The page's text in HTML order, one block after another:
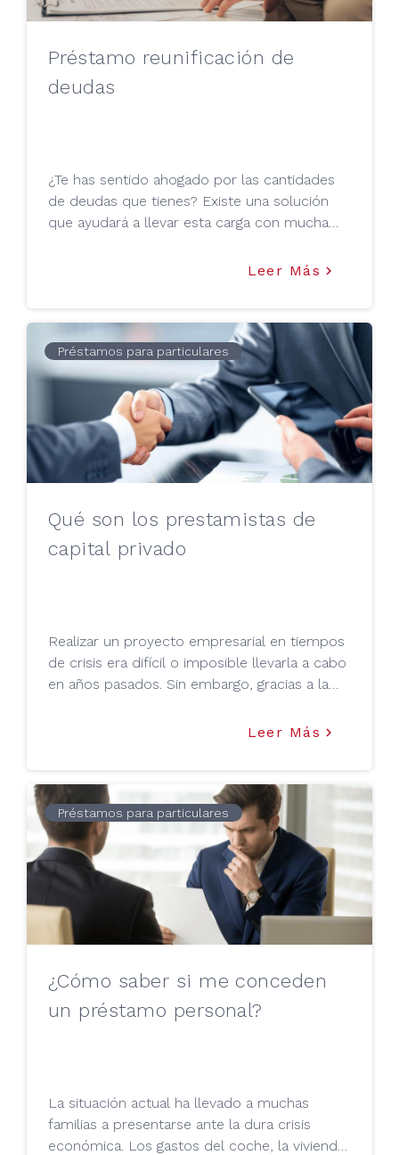
Préstamo reunificación de
deudas
¿Te has sentido ahogado por las cantidades
de deudas que tienes? Existe una solución
que ayudará a llevar esta carga con mucha
Leer Más keyboard_arrow_right
Préstamos para particulares
Qué son los prestamistas de
capital privado
Realizar un proyecto empresarial en tiempos
de crisis era difícil o imposible llevarla a cabo
en años pasados. Sin embargo, gracias a la
Leer Más keyboard_arrow_right
Préstamos para particulares
¿Cómo saber si me conceden
un préstamo personal?
La situación actual ha llevado a muchas
familias a presentarse ante la dura crisis
económica. Los gastos del coche, la vivienda,